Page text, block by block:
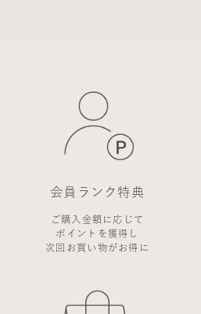
会員ランク特典
ご購入金額に応じて
ポイントを獲得し
次回お買い物がお得に